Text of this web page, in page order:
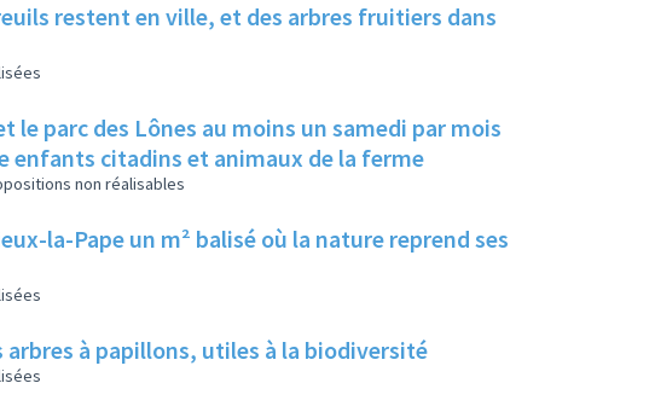
restent en ville, et des arbres fruitiers dans
le parc des Lônes au moins un samedi par mois
citadins et animaux de la ferme
non réalisables
la-Pape un m² balisé où la nature reprend ses
à papillons, utiles à la biodiversité